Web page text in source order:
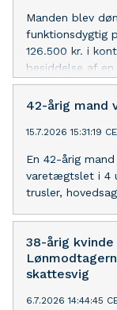
Manden blev
funktionsdygtig
126.500 kr. i
besiddelse af en
på hans bopæl
en peberspray.
betænkningstid
42-årig
15.7.2026 15:31:19
En 42-årig
varetægtslet i 4
trusler,
38-årig
skattesvig
6.7.2026 14:44:45